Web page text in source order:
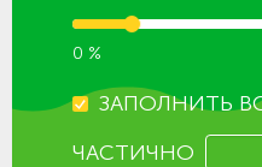
0 %
ЗАПОЛНИТЬ
ЧАСТИЧНО